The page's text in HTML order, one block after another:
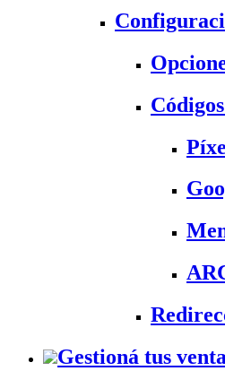
Gestioná tus